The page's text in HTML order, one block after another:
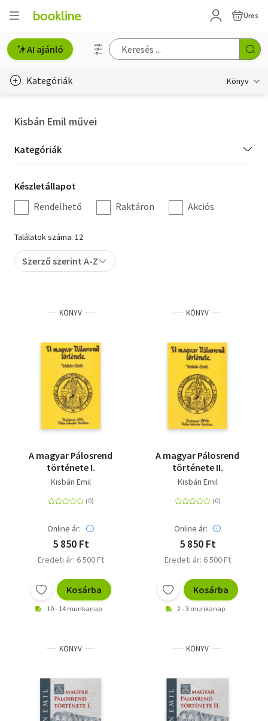
Üres
AI ajánló
Kategóriák Könyv
Hobbi, szabadidő
Irodalom
Művészet
Szakkönyv
Tankönyv, segédkönyv
Társadalomtudomány
Természettudomány
Történelem
Kisbán Emil művei
Kategória
szűrés
Kategóriák
Készletállapot
szűrés
Készletállapot
Rendelhető
Raktáron Akciós
Találatok száma: 12
Szerző szerint A-Z
KÖNYV
A magyar Pálosrend
története I.
Kisbán Emil
Online ár:
5 850 Ft
Eredeti ár: 6 500 Ft
Kosárba
10 - 14 munkanap
KÖNYV
A magyar Pálosrend
története II.
Kisbán Emil
Online ár:
5 850 Ft
Eredeti ár: 6 500 Ft
Kosárba
2 - 3 munkanap
KÖNYV KÖNYV